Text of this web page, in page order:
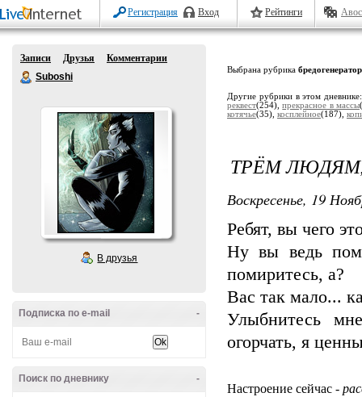
Регистрация Вход Рейтинги
Записи Друзья
Комментарии
Suboshi
В друзья
-
Подписка по e-mail
-
Поиск по дневнику
Выбрана рубрика бредогенератор
Другие рубрики в этом
реквест(254),прекрасное в массы
котячье(35), косплейное(187),
ТРЁМ
Воскресенье, 19
Ребят, вы чего
Ну вы ведь
помиритесь, а?
Вас так мало...
Улыбнитесь
огорчать, я
Настроение сейчас -